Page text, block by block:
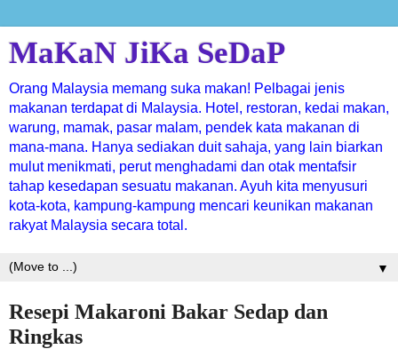
MaKaN JiKa SeDaP
Orang Malaysia memang suka makan! Pelbagai jenis
makanan terdapat di Malaysia. Hotel, restoran, kedai makan,
warung, mamak, pasar malam, pendek kata makanan di
mana-mana. Hanya sediakan duit sahaja, yang lain biarkan
mulut menikmati, perut menghadami dan otak mentafsir
tahap kesedapan sesuatu makanan. Ayuh kita menyusuri
kota-kota, kampung-kampung mencari keunikan makanan
rakyat Malaysia secara total.
▼
Resepi Makaroni Bakar Sedap dan
Ringkas